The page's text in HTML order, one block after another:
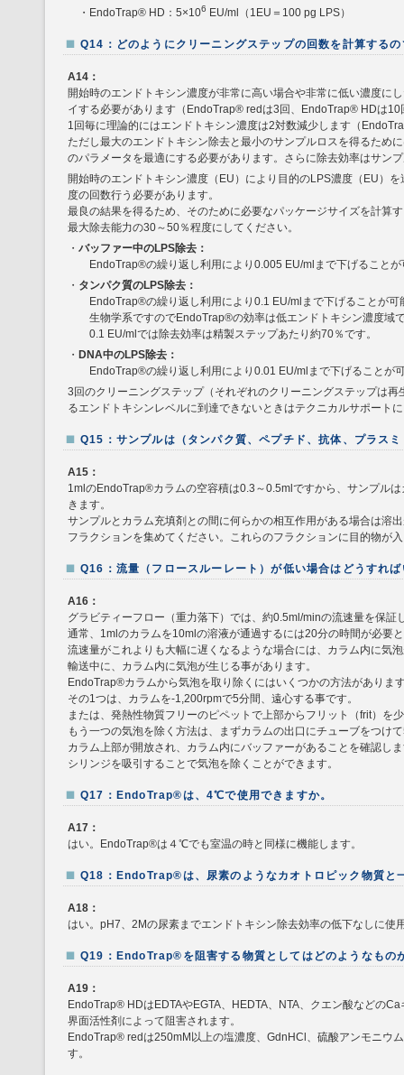
・EndoTrap® HD：5×106 EU/ml（1EU＝100 pg LPS）
Q14：どのようにクリーニングステップの回数を計算する
A14：
開始時のエンドトキシン濃度が非常に高い場合や非常に低い濃度に
イする必要があります（EndoTrap® redは3回、EndoTrap® HDは10
1回毎に理論的にはエンドトキシン濃度は2対数減少します（
ただし最大のエンドトキシン除去と最小のサンプルロスを得るため
のパラメータを最適にする必要があります。さらに除去効率はサン
開始時のエンドトキシン濃度（EU）により目的のLPS濃度（EU）
度の回数行う必要があります。
最良の結果を得るため、そのために必要なパッケージサイズを計算
最大除去能力の30～50％程度にしてください。
・ バッファー中のLPS除去：
EndoTrap®の繰り返し利用により0.005 EU/mlまで下げることが
・ タンパク質のLPS除去：
EndoTrap®の繰り返し利用により0.1 EU/mlまで下げることが可
生物学系ですのでEndoTrap®の効率は低エンドトキシン濃度域
0.1 EU/mlでは除去効率は精製ステップあたり約70％です。
・ DNA中のLPS除去：
EndoTrap®の繰り返し利用により0.01 EU/mlまで下げることが
3回のクリーニングステップ（それぞれのクリーニングステップは
るエンドトキシンレベルに到達できないときはテクニカルサポート
Q15：サンプルは（タンパク質、ペプチド、抗体、プラス
A15：
1mlのEndoTrap®カラムの空容積は0.3～0.5mlですから、サンプル
きます。
サンプルとカラム充填剤との間に何らかの相互作用がある場合は溶
フラクションを集めてください。これらのフラクションに目的物が
Q16：流量（フロースルーレート）が低い場合はどうすれ
A16：
グラビティーフロー（重力落下）では、約0.5ml/minの流速量を保証
通常、1mlのカラムを10mlの溶液が通過するには20分の時間が必要
流速量がこれよりも大幅に遅くなるような場合には、カラム内に気
輸送中に、カラム内に気泡が生じる事があります。
EndoTrap®カラムから気泡を取り除くにはいくつかの方法がありま
その1つは、カラムを‐1,200rpmで5分間、遠心する事です。
または、発熱性物質フリーのピペットで上部からフリット（frit）を
もう一つの気泡を除く方法は、まずカラムの出口にチューブをつけ
カラム上部が開放され、カラム内にバッファーがあることを確認し
シリンジを吸引することで気泡を除くことができます。
Q17：EndoTrap®は、4℃で使用できますか。
A17：
はい。EndoTrap®は４℃でも室温の時と同様に機能します。
Q18：EndoTrap®は、尿素のようなカオトロピック物質と
A18：
はい。pH7、2Mの尿素までエンドトキシン除去効率の低下なしに使
Q19：EndoTrap®を阻害する物質としてはどのようなもの
A19：
EndoTrap® HDはEDTAやEGTA、HEDTA、NTA、クエン酸などの
界面活性剤によって阻害されます。
EndoTrap® redは250mM以上の塩濃度、GdnHCl、硫酸アンモニウ
す。